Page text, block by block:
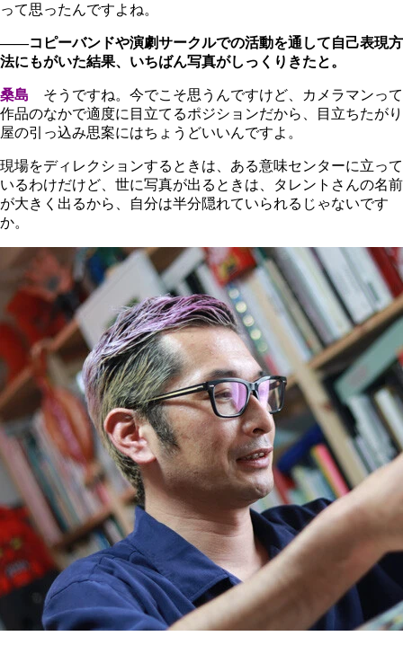
って思ったんですよね。
――コピーバンドや演劇サークルでの活動を通して自己表現方
法にもがいた結果、いちばん写真がしっくりきたと。
桑島 そうですね。今でこそ思うんですけど、カメラマンって
作品のなかで適度に目立てるポジションだから、目立ちたがり
屋の引っ込み思案にはちょうどいいんですよ。
現場をディレクションするときは、ある意味センターに立って
いるわけだけど、世に写真が出るときは、タレントさんの名前
が大きく出るから、自分は半分隠れていられるじゃないです
か。